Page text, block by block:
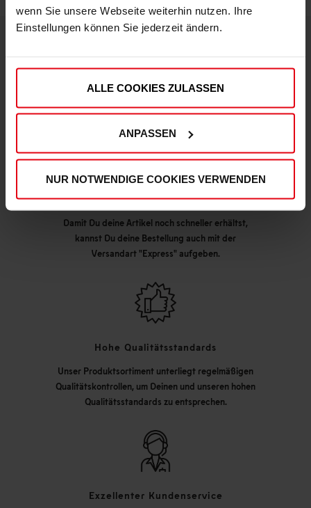
wenn Sie unsere Webseite weiterhin nutzen. Ihre
Einstellungen können Sie jederzeit ändern.
ALLE COOKIES ZULASSEN
ANPASSEN
NUR NOTWENDIGE COOKIES VERWENDEN
DEINE VORTEILE IN UNSEREM SHOP
Express Lieferung möglich
Damit Du deine Artikel noch schneller erhältst,
kannst Du deine Bestellung auch mit der
Versandart "Express" aufgeben.
Hohe Qualitätsstandards
Unser Produktsortiment unterliegt regelmäßigen
Qualitätskontrollen, um Deinen und unseren hohen
Qualitätsstandards zu entsprechen.
Exzellenter Kundenservice